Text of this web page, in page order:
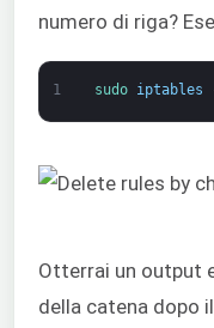
numero di riga?
1 sudo iptables
Otterrai un output
della catena dopo il